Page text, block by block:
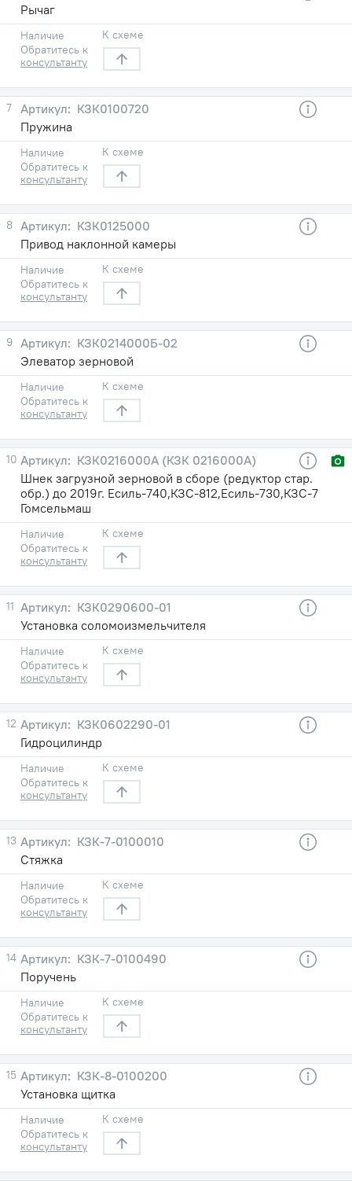
Рычаг
Наличие
Обратитесь к
консультанту
К схеме
7
КЗК0100720
Пружина
Наличие
Обратитесь к
консультанту
К схеме
8
КЗК0125000
Привод наклонной камеры
Наличие
Обратитесь к
консультанту
К схеме
9
КЗК0214000Б-02
Элеватор зерновой
Наличие
Обратитесь к
консультанту
К схеме
10
КЗК0216000А (КЗК 0216000А)
Шнек загрузной зерновой в сборе (редуктор стар.
обр.) до 2019г. Есиль-740,КЗС-812,Есиль-730,КЗС-7
Гомсельмаш
Наличие
Обратитесь к
консультанту
К схеме
11
КЗК0290600-01
Установка соломоизмельчителя
Наличие
Обратитесь к
консультанту
К схеме
12
КЗК0602290-01
Гидроцилиндр
Наличие
Обратитесь к
консультанту
К схеме
13
КЗК-7-0100010
Стяжка
Наличие
Обратитесь к
консультанту
К схеме
14
КЗК-7-0100490
Поручень
Наличие
Обратитесь к
консультанту
К схеме
15
КЗК-8-0100200
Установка щитка
Наличие
Обратитесь к
консультанту
К схеме